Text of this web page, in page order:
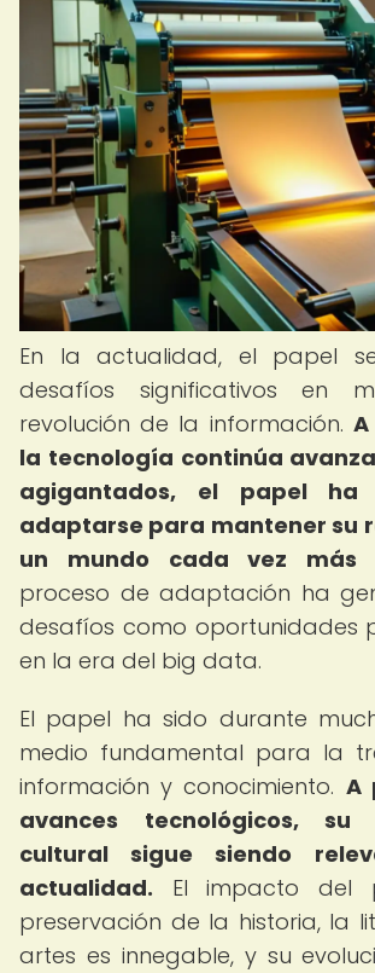
En la actualidad, el papel
desafíos significativos en
revolución de la información.
la tecnología continúa
agigantados, el papel ha
adaptarse para mantener su
un mundo cada vez más
proceso de adaptación ha
desafíos como oportunidades
en la era del big data.
El papel ha sido durante
medio fundamental para la
información y conocimiento. A
avances tecnológicos, su
cultural sigue siendo
actualidad. El impacto del
preservación de la historia, la
artes es innegable, y su